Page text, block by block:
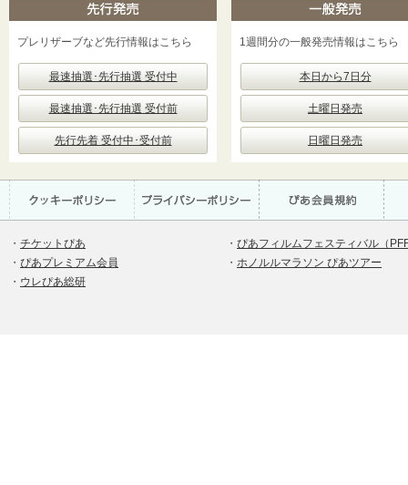
プレリザーブなど先行情報はこちら
最速抽選･先行抽選 受付中
最速抽選･先行抽選 受付前
先行先着 受付中･受付前
1週間分の一般発売情報はこちら
本日から7日分
土曜日発売
日曜日発売
・ チケットぴあ
・ ぴあプレミアム会員
・ ウレぴあ総研
・ ぴあフィルムフェスティバル（
・ ホノルルマラソン ぴあツアー